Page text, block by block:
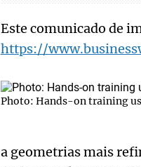
Este comunicado de
https://
Photo: Hands-on training
a geometrias mais